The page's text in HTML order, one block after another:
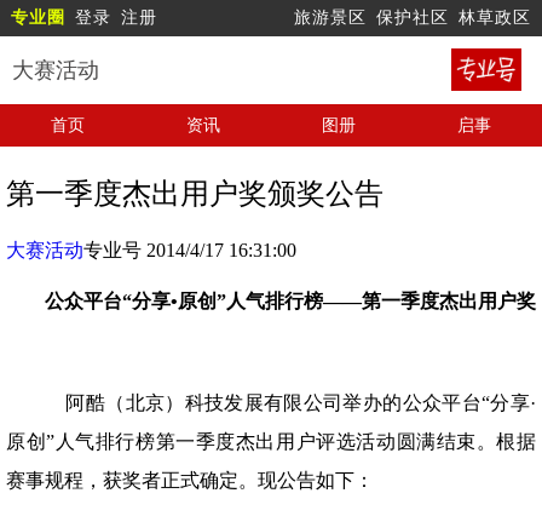
专业圈 登录 注册 旅游景区 保护社区 林草政区
大赛活动
首页 资讯 图册 启事
第一季度杰出用户奖颁奖公告
大赛活动专业号 2014/4/17 16:31:00
公众平台“分享•原创”人气排行榜——第一季度杰出用户奖
阿酷（北京）科技发展有限公司举办的公众平台“分享·
原创”人气排行榜第一季度杰出用户评选活动圆满结束。根据
赛事规程，获奖者正式确定。现公告如下：